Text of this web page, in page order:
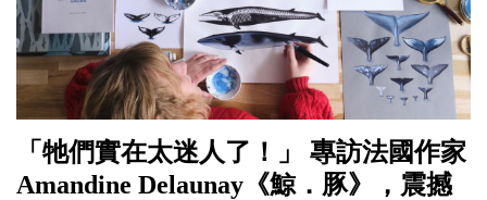
「牠們實在太迷人了！」 專訪法國作家
Amandine Delaunay《鯨．豚》，震撼